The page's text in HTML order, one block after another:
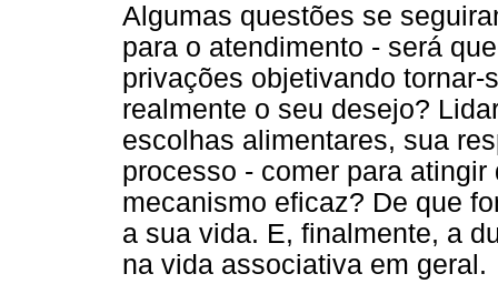
Algumas questões se
para o atendimento - será
privações objetivando
realmente o seu desejo?
escolhas alimentares, sua
processo - comer para
mecanismo eficaz? De que
a sua vida. E, finalmente, a
na vida associativa em geral.